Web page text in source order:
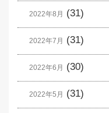
2022年8月 (31)
2022年7月 (31)
2022年6月 (30)
2022年5月 (31)